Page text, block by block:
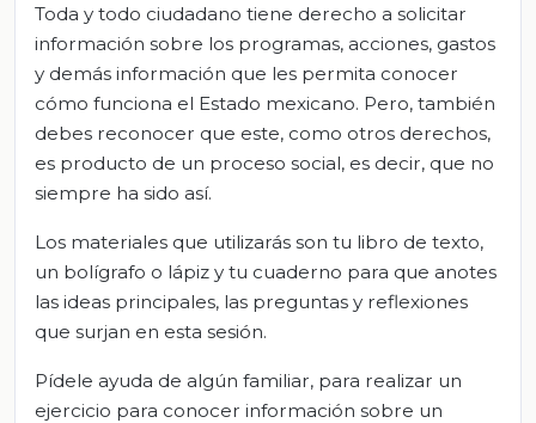
Toda y todo ciudadano tiene derecho a solicitar
información sobre los programas, acciones, gastos
y demás información que les permita conocer
cómo funciona el Estado mexicano. Pero, también
debes reconocer que este, como otros derechos,
es producto de un proceso social, es decir, que no
siempre ha sido así.
Los materiales que utilizarás son tu libro de texto,
un bolígrafo o lápiz y tu cuaderno para que anotes
las ideas principales, las preguntas y reflexiones
que surjan en esta sesión.
Pídele ayuda de algún familiar, para realizar un
ejercicio para conocer información sobre un